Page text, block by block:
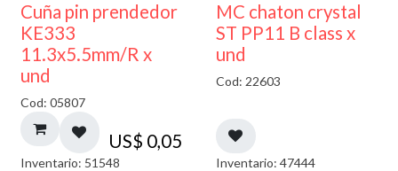
Cuña pin prendedor
KE333
11.3x5.5mm/R x
und
Cod: 05807
US$ 0,05
Inventario: 51548
MC chaton crystal
ST PP11 B class x
und
Cod: 22603
Inventario: 47444